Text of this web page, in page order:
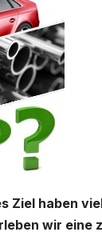
Ziel haben
wir eine